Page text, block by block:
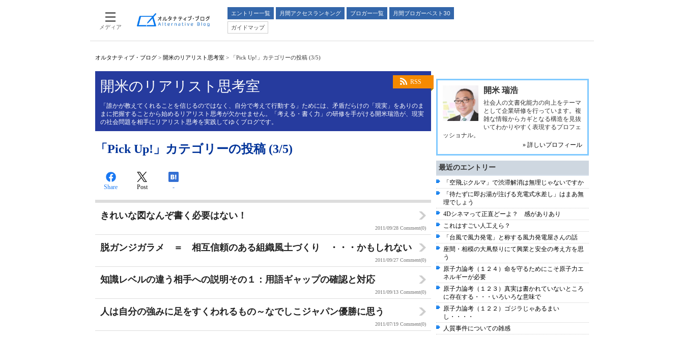
メディア
エントリー一覧 月間アクセスランキング ブロガー一覧
月間ブロガーベスト30
ガイドマップ
オルタナティブ・ブログ > 開米のリアリスト思考室 > 「Pick Up!」カテゴリーの投稿 (3/5)
RSS
開米のリアリスト思考室
「誰かが教えてくれることを信じるのではなく、自分で考えて行動する」ためには、矛盾だらけの「現実」をありのま
まに把握することから始めるリアリスト思考が欠かせません。「考える・書く力」の研修を手がける開米瑞浩が、現実
の社会問題を相手にリアリスト思考を実践してゆくブログです。
「Pick Up!」カテゴリーの投稿 (3/5)
Share Post -
きれいな図なんぞ書く必要はない！
2011/09/28 Comment(0)
脱ガンジガラメ ＝ 相互信頼のある組織風土づくり ・・・かもしれない
2011/09/27 Comment(0)
知識レベルの違う相手への説明その１：用語ギャップの確認と対応
2011/09/13 Comment(0)
人は自分の強みに足をすくわれるもの～なでしこジャパン優勝に思う
2011/07/19 Comment(0)
開米 瑞浩
社会人の文書化能力の向上をテーマ
として企業研修を行っています。複
雑な情報からカギとなる構造を見抜
いてわかりやすく表現するプロフェ
ッショナル。
» 詳しいプロフィール
最近のエントリー
「空飛ぶクルマ」で渋滞解消は無理じゃないですか
「待たずに即お湯が注げる充電式水差し」はまあ無
理でしょう
4Dシネマって正直どーよ？ 感がありあり
これはすごい人工えら？
「台風で風力発電」と称する風力発電屋さんの話
座間・相模の大凧祭りにて興業と安全の考え方を思
う
原子力論考（１２４）命を守るためにこそ原子力エ
ネルギーが必要
原子力論考（１２３）真実は書かれていないところ
に存在する・・・いろいろな意味で
原子力論考（１２２）ゴジラじゃあるまい
し・・・・
人質事件についての雑感